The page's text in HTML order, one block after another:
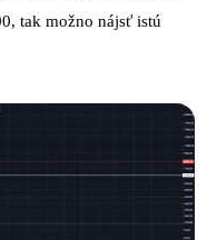
tak možno nájsť istú